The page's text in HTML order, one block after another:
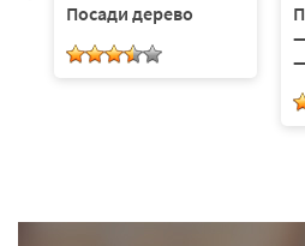
Посади дерево